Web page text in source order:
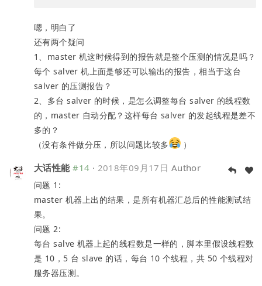
嗯，明白了
还有两个疑问
1、master 机这时候得到的报告就是整个压测的情况是吗？
每个 salver 机上面是够还可以输出的报告，相当于这台
salver 的压测报告？
2、多台 salver 的时候，是怎么调整每台 salver 的线程数
的，master 自动分配？这样每台 salver 的发起线程是差不
多的？
（没有条件做分压，所以问题比较多
）
大话性能 #14 · 2018年09月17日 Author
问题 1:
master 机器上出的结果，是所有机器汇总后的性能测试结
果。
问题 2:
每台 salve 机器上起的线程数是一样的，脚本里假设线程数
是 10，5 台 slave 的话，每台 10 个线程，共 50 个线程对
服务器压测。